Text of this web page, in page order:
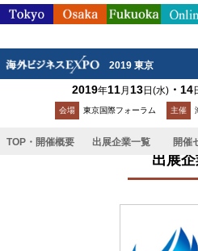
2019 東京
2019年11月 13日 (水) ・14
会場 東京国際フォーラム 主催
TOP・開催概要 出展企業一覧 開催
出展企業一覧>
Van Nang
出展